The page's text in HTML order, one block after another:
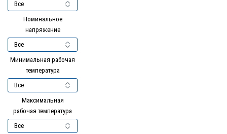
Номинальное
напряжение
Минимальная рабочая
температура
Максимальная
рабочая температура